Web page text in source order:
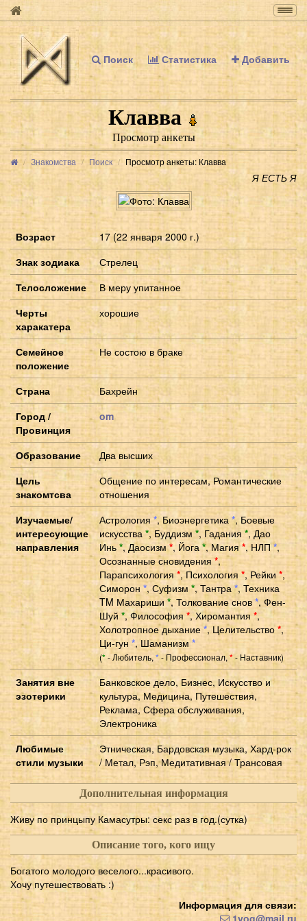
Поиск Статистика Добавить
Клавва
Просмотр анкеты
Знакомства Поиск Просмотр анкеты: Клавва
Я ЕСТЬ Я
Возраст
17 (22 января 2000 г.)
Знак зодиака
Стрелец
Телосложение
В меру упитанное
Черты
харакатера
хорошие
Семейное
положение
Не состою в браке
Страна
Бахрейн
Город /
Провинция
om
Образование
Два высших
Цель
знакомтсва
Общение по интересам, Романтические
отношения
Изучаемые/
интересующие
направления
Астрология *,Биоэнергетика*, Боевые
искусства *,Буддизм *, Гадания *, Дао
Инь *,Даосизм*, Йога*,Магия*, НЛП*,
Осознанные сновидения *,
Парапсихология*, Психология *, Рейки*,
Симорон *, Суфизм *, Тантра*, Техника
TM Махариши*, Толкование снов *, Фен-
Шуй *,Философия *,Хиромантия *,
Холотропное дыхание *, Целительство*,
Ци-гун *,Шаманизм *
(*- Любитель,*- Профессионал,*- Наставник)
Занятия вне
эзотерики
Банковское дело, Бизнес, Искусство и
культура, Медицина, Путешествия,
Реклама, Сфера обслуживания,
Электроника
Любимые
стили музыки
Этническая, Бардовская музыка, Хард-рок
/ Метал, Рэп, Медитативная / Трансовая
Дополнительная информация
Живу по принцыпу Камасутры: секс раз в год.(сутка)
Описание того, кого ищу
Богатого молодого веселого...красивого.
Хочу путешествовать :)
Информация для связи:
1yog@mail.ru